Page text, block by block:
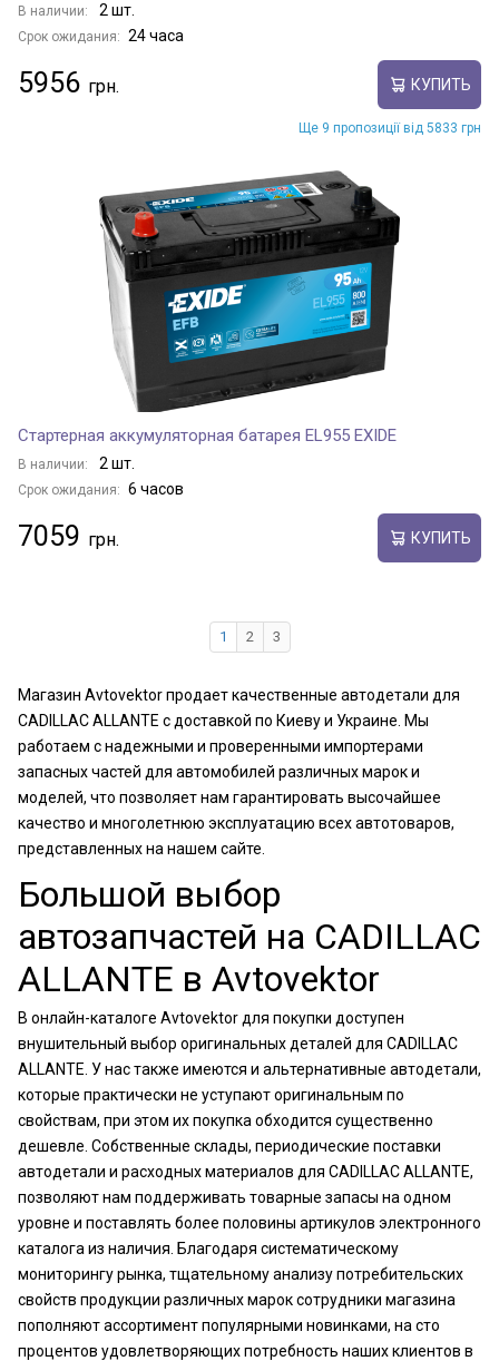
В наличии: 2 шт.
Срок ожидания: 24 часа
5956 КУПИТЬ
Ще 9 пропозиції від 5833 грн
Стартерная аккумуляторная батарея EL955 EXIDE
В наличии: 2 шт.
Срок ожидания: 6 часов
7059 КУПИТЬ
1 2 3
Магазин Avtovektor продает качественные автодетали для
CADILLAC ALLANTE с доставкой по Киеву и Украине. Мы
работаем с надежными и проверенными импортерами
запасных частей для автомобилей различных марок и
моделей, что позволяет нам гарантировать высочайшее
качество и многолетнюю эксплуатацию всех автотоваров,
представленных на нашем сайте.
Большой выбор
автозапчастей на CADILLAC
ALLANTE в Avtovektor
В онлайн-каталоге Avtovektor для покупки доступен
внушительный выбор оригинальных деталей для CADILLAC
ALLANTE. У нас также имеются и альтернативные автодетали,
которые практически не уступают оригинальным по
свойствам, при этом их покупка обходится существенно
дешевле. Собственные склады, периодические поставки
автодетали и расходных материалов для CADILLAC ALLANTE,
позволяют нам поддерживать товарные запасы на одном
уровне и поставлять более половины артикулов электронного
каталога из наличия. Благодаря систематическому
мониторингу рынка, тщательному анализу потребительских
свойств продукции различных марок сотрудники магазина
пополняют ассортимент популярными новинками, на сто
процентов удовлетворяющих потребность наших клиентов в